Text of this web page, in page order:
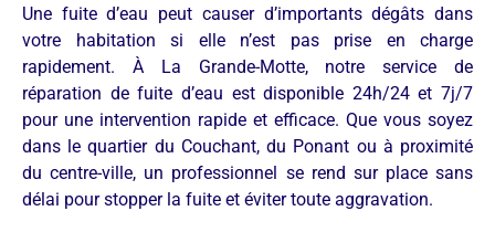
Une fuite d’eau peut causer d’importants dégâts dans
votre habitation si elle n’est pas prise en charge
rapidement. À La Grande-Motte, notre service de
réparation de fuite d’eau est disponible 24h/24 et 7j/7
pour une intervention rapide et efficace. Que vous soyez
dans le quartier du Couchant, du Ponant ou à proximité
du centre-ville, un professionnel se rend sur place sans
délai pour stopper la fuite et éviter toute aggravation.